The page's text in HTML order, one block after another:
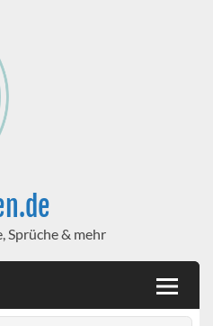
Sprüche & mehr